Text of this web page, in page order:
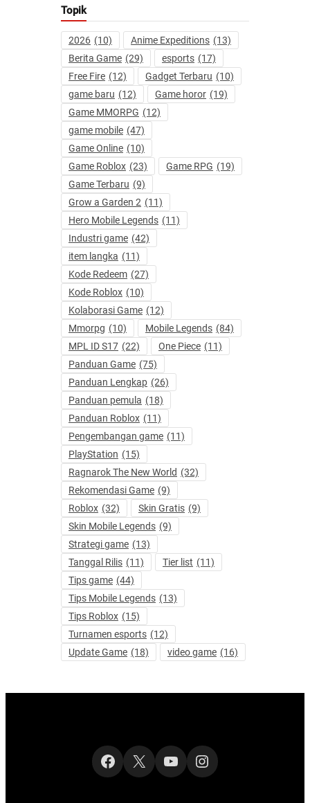
Topik
2026 (10) Anime Expeditions (13)
Berita Game (29) esports (17)
Free Fire (12) Gadget Terbaru (10)
game baru (12) Game horor (19)
Game MMORPG (12)
game mobile (47)
Game Online (10)
Game Roblox (23) Game RPG (19)
Game Terbaru (9)
Grow a Garden 2 (11)
Hero Mobile Legends (11)
Industri game (42)
item langka (11)
Kode Redeem (27)
Kode Roblox (10)
Kolaborasi Game (12)
Mmorpg (10) Mobile Legends (84)
MPL ID S17 (22) One Piece (11)
Panduan Game (75)
Panduan Lengkap (26)
Panduan pemula (18)
Panduan Roblox (11)
Pengembangan game (11)
PlayStation (15)
Ragnarok The New World (32)
Rekomendasi Game (9)
Roblox (32) Skin Gratis (9)
Skin Mobile Legends (9)
Strategi game (13)
Tanggal Rilis (11) Tier list (11)
Tips game (44)
Tips Mobile Legends (13)
Tips Roblox (15)
Turnamen esports (12)
Update Game (18) video game (16)
Facebook
X YouTubeInstagram